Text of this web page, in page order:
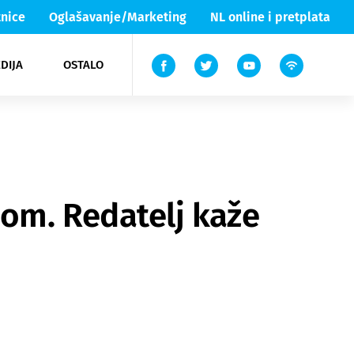
Oglašavanje/Marketing NL online i pretplata
OSTALO
Lika & Senj
TV
Redatelj kaže